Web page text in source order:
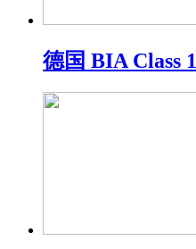
德国 BIA Class 1